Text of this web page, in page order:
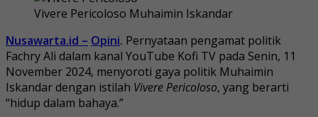
Vivere Pericoloso Muhaimin Iskandar
Nusawarta.id – Opini. Pernyataan pengamat politik
Fachry Ali dalam kanal YouTube Kofi TV pada Senin, 11
November 2024, menyoroti gaya politik Muhaimin
Iskandar dengan istilah Vivere Pericoloso, yang berarti
“hidup dalam bahaya.”